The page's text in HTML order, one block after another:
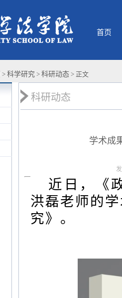
首页
> 科学研究 > 科研动态 > 正文
科研动态
学术成
近日，《
洪磊老师的
究》。